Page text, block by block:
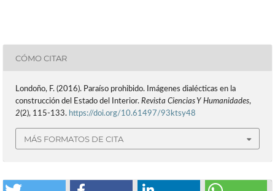
CÓMO CITAR
Londoño, F. (2016). Paraíso prohibido. Imágenes dialécticas en la
construcción del Estado del Interior. Revista Ciencias Y Humanidades,
2(2), 115-133. https://doi.org/10.61497/93ktsy48
MÁS FORMATOS DE CITA